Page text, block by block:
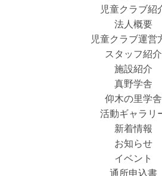
児童クラブ紹
法人概要
児童クラブ運営
スタッフ紹介
施設紹介
真野学舎
仰木の里学舎
活動ギャラリ
新着情報
お知らせ
イベント
通所申込書